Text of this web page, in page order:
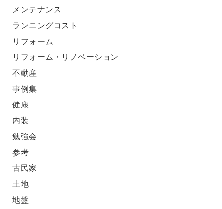
メンテナンス
ランニングコスト
リフォーム
リフォーム・リノベーション
不動産
事例集
健康
内装
勉強会
参考
古民家
土地
地盤